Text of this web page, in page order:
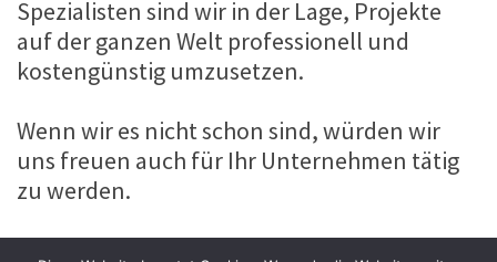
Spezialisten sind wir in der Lage, Projekte
auf der ganzen Welt professionell und
kostengünstig umzusetzen.
Wenn wir es nicht schon sind, würden wir
uns freuen auch für Ihr Unternehmen tätig
zu werden.